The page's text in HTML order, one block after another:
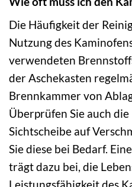
Die Häufigkeit der
Nutzung des
verwendeten
der Aschekasten
Brennkammer von
Überprüfen Sie auch
Sichtscheibe auf
Sie diese bei Bedarf.
trägt dazu bei, die